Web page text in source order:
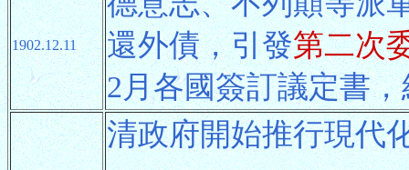
1902.12.11
還外債，引發第二次
2月各國簽訂議定書
清政府開始推行現代